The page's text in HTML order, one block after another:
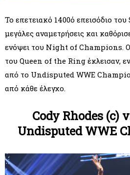
Το επετειακό 1400ό επεισόδιο
μεγάλες αναμετρήσεις και
ενόψει του Night of Champions.
του Queen of the Ring έκλεισαν,
από το Undisputed WWE
από κάθε έλεγχο.
Cody Rhodes (c)
Undisputed WWE